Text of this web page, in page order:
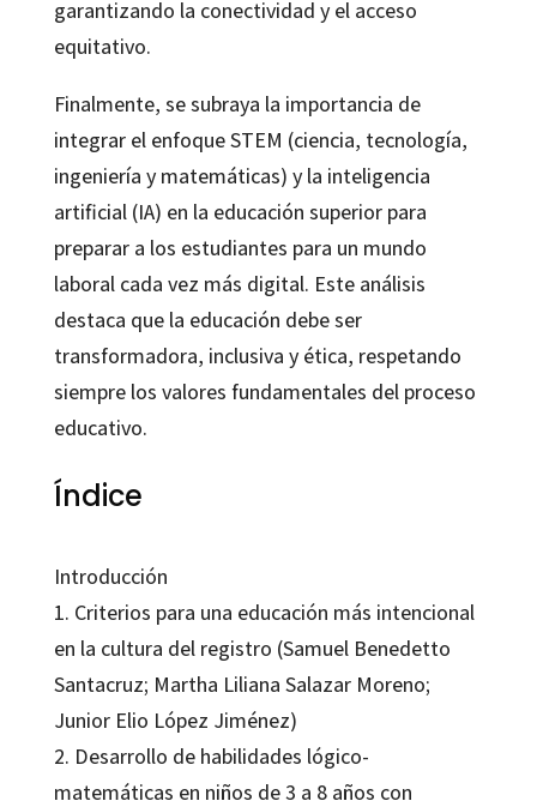
garantizando la conectividad y el acceso
equitativo.
Finalmente, se subraya la importancia de
integrar el enfoque STEM (ciencia, tecnología,
ingeniería y matemáticas) y la inteligencia
artificial (IA) en la educación superior para
preparar a los estudiantes para un mundo
laboral cada vez más digital. Este análisis
destaca que la educación debe ser
transformadora, inclusiva y ética, respetando
siempre los valores fundamentales del proceso
educativo.
Índice
Introducción
1. Criterios para una educación más intencional
en la cultura del registro (Samuel Benedetto
Santacruz; Martha Liliana Salazar Moreno;
Junior Elio López Jiménez)
2. Desarrollo de habilidades lógico-
matemáticas en niños de 3 a 8 años con